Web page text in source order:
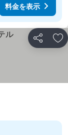
料金を表示
シェア お
示